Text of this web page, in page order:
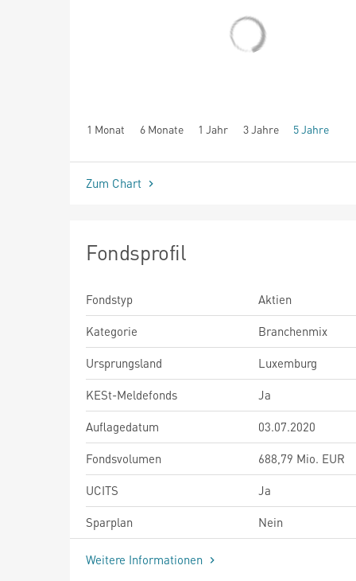
1 Monat 6 Monate 1 Jahr 3 Jahre 5 Jahre
seit Beginn
Zum Chart
Fondsprofil
Fondstyp
Aktien
Kategorie
Branchenmix
Ursprungsland
Luxemburg
KESt-Meldefonds
Ja
Auflagedatum
03.07.2020
Fondsvolumen
688,79 Mio. EUR
UCITS
Ja
Sparplan
Nein
Weitere Informationen